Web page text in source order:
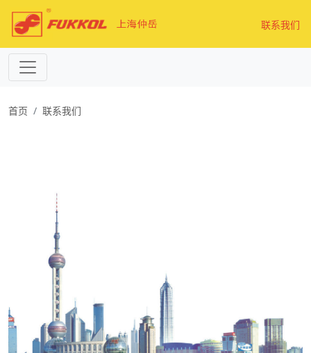
联系我们
首页 联系我们